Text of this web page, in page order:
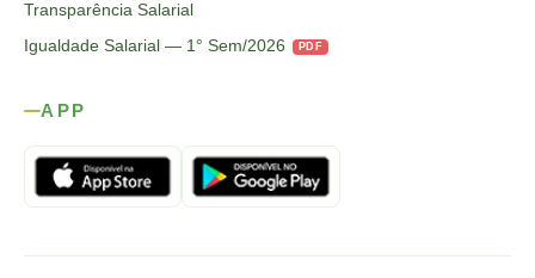
Transparência Salarial
Igualdade Salarial — 1° Sem/2026
PDF
APP